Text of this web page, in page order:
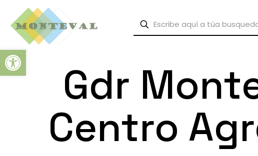
Abrir barra de herramientas
Gdr
Centro